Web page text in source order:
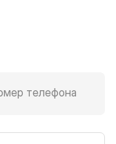
телефона